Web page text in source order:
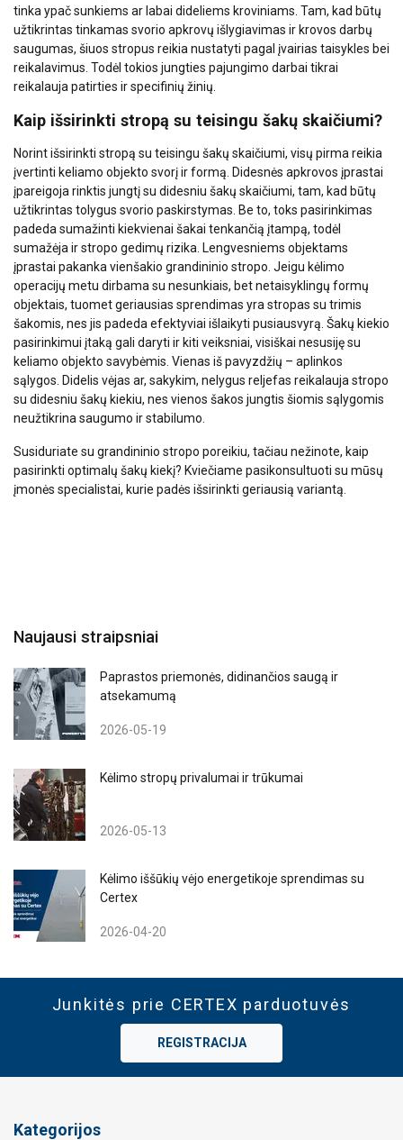
tinka ypač sunkiems ar labai dideliems kroviniams. Tam, kad būtų
užtikrintas tinkamas svorio apkrovų išlygiavimas ir krovos darbų
saugumas, šiuos stropus reikia nustatyti pagal įvairias taisykles bei
reikalavimus. Todėl tokios jungties pajungimo darbai tikrai
reikalauja patirties ir specifinių žinių.
Kaip išsirinkti stropą su teisingu šakų skaičiumi?
Norint išsirinkti stropą su teisingu šakų skaičiumi, visų pirma reikia
įvertinti keliamo objekto svorį ir formą. Didesnės apkrovos įprastai
įpareigoja rinktis jungtį su didesniu šakų skaičiumi, tam, kad būtų
užtikrintas tolygus svorio paskirstymas. Be to, toks pasirinkimas
padeda sumažinti kiekvienai šakai tenkančią įtampą, todėl
sumažėja ir stropo gedimų rizika. Lengvesniems objektams
įprastai pakanka vienšakio grandininio stropo. Jeigu kėlimo
operacijų metu dirbama su nesunkiais, bet netaisyklingų formų
objektais, tuomet geriausias sprendimas yra stropas su trimis
šakomis, nes jis padeda efektyviai išlaikyti pusiausvyrą. Šakų kiekio
pasirinkimui įtaką gali daryti ir kiti veiksniai, visiškai nesusiję su
keliamo objekto savybėmis. Vienas iš pavyzdžių – aplinkos
sąlygos. Didelis vėjas ar, sakykim, nelygus reljefas reikalauja stropo
su didesniu šakų kiekiu, nes vienos šakos jungtis šiomis sąlygomis
neužtikrina saugumo ir stabilumo.
Susiduriate su grandininio stropo poreikiu, tačiau nežinote, kaip
pasirinkti optimalų šakų kiekį? Kviečiame pasikonsultuoti su mūsų
įmonės specialistai, kurie padės išsirinkti geriausią variantą.
Naujausi straipsniai
Paprastos priemonės, didinančios saugą ir
atsekamumą
2026-05-19
Kėlimo stropų privalumai ir trūkumai
2026-05-13
Kėlimo iššūkių vėjo energetikoje sprendimas su
Certex
2026-04-20
Junkitės prie CERTEX parduotuvės
REGISTRACIJA
Kategorijos
ENGLISH TRANSLATION
suasmeninti turinį, skelbimus ir analizuoti
srautą. Taip pat dalijamės informacija apie
jūsų naudojimąsi mūsų svetaine su mūsų
reklamos ir analizės partneriais, kurie gali
ją sujungti su kita informacija, kurią jiems
pateikėte arba kurią jie surinko, kai
politika
Būtinieji
Veikimą
gerinantys
Tiksliniai
Funkciniai Neklasifikuojami
AŠ SUTINKU
PARODYTI DETALIAU